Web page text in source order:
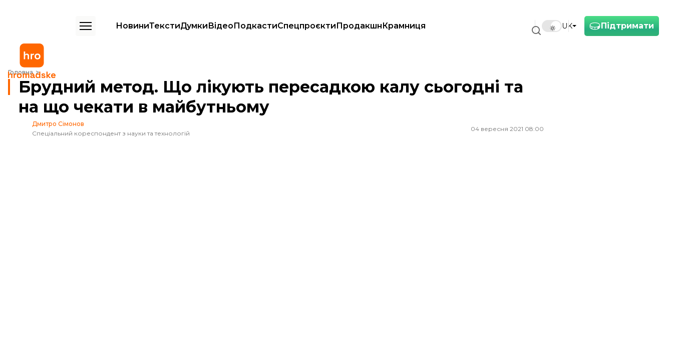
Підтримати
UK
НовиниТекстиДумкиВідеоПодкастиСпецпроєктиПродакшнКрамниця
Головна
Брудний метод. Що лікують пересадкою калу сьогодні та на що чекати в майбутньому
Брудний метод. Що лікують пересадкою калу сьогодні та
на що чекати в майбутньому
Дмитро Сімонов
Спеціальний кореспондент з науки та технологій
04 вересня 2021 08:00